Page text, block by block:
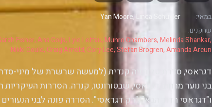
במאי:
Yan Moore, Linda Schuyler
שחקנים:
Fisher, Ana Golja, Lyle Lettau, Munro Chambers, Melinda Shankar,
Nikki Gould, Craig Arnold, Cory Lee, Stefan Brogren, Amanda Arcuri
דגראסי, סדרת טלוויזיה קנדית (למעשה שרשרת של מיני-
בני נוער מרחוב דגראסי, שבטורונטו, קנדה. הסדרות העיקריות
ו"דגראסי הדור הבא"/"רק דגראסי". הסדרה פונה לבני